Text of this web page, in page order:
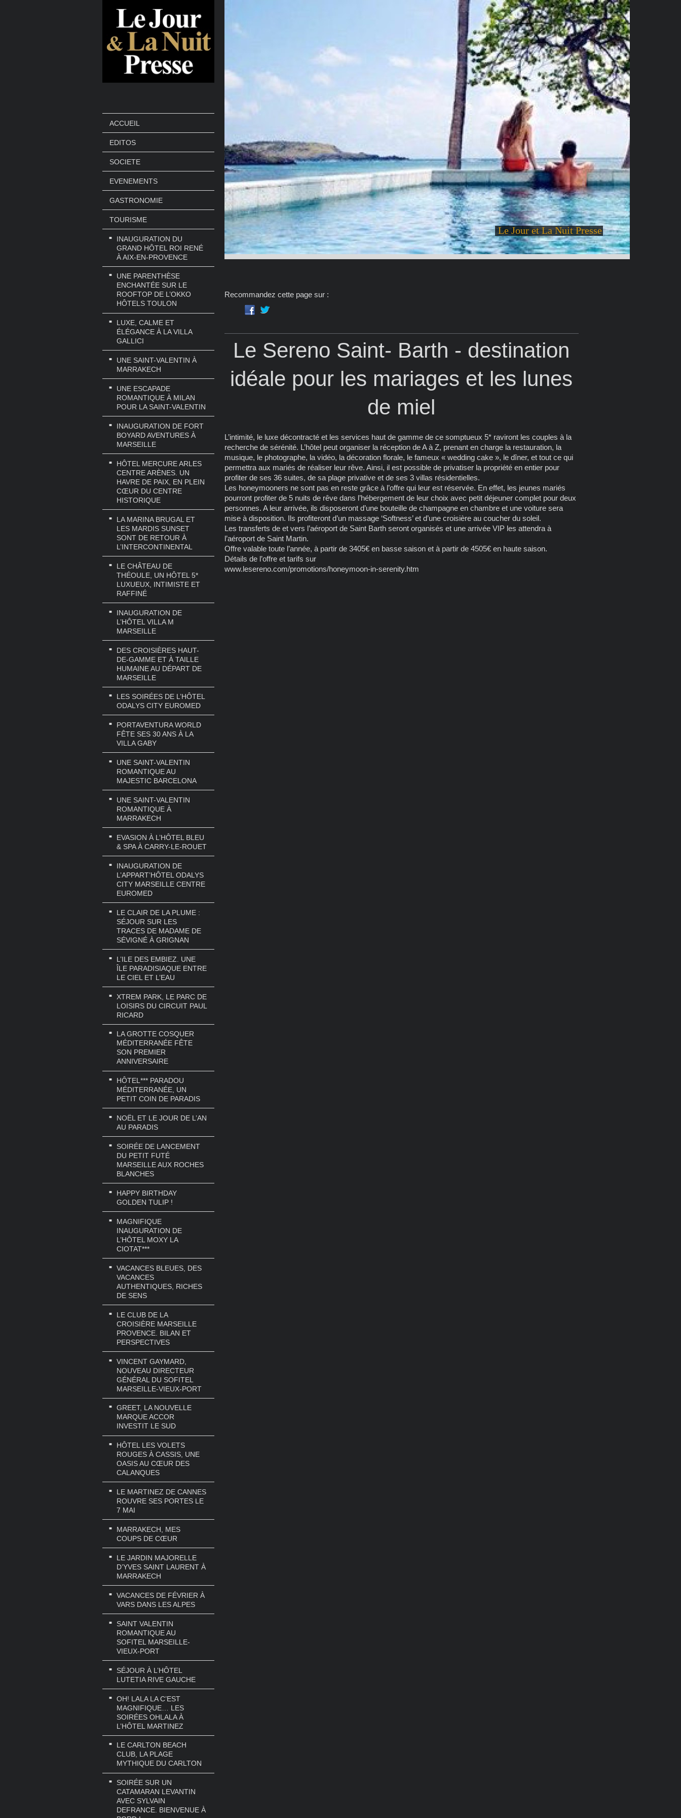
ACCUEIL
EDITOS
SOCIETE
EVENEMENTS
GASTRONOMIE
TOURISME
INAUGURATION DU
GRAND HÔTEL ROI RENÉ
À AIX-EN-PROVENCE
UNE PARENTHÈSE
ENCHANTÉE SUR LE
ROOFTOP DE L’OKKO
HÔTELS TOULON
LUXE, CALME ET
ÉLÉGANCE À LA VILLA
GALLICI
UNE SAINT-VALENTIN À
MARRAKECH
UNE ESCAPADE
ROMANTIQUE À MILAN
POUR LA SAINT-VALENTIN
INAUGURATION DE FORT
BOYARD AVENTURES À
MARSEILLE
HÔTEL MERCURE ARLES
CENTRE ARÈNES. UN
HAVRE DE PAIX, EN PLEIN
CŒUR DU CENTRE
HISTORIQUE
LA MARINA BRUGAL ET
LES MARDIS SUNSET
SONT DE RETOUR À
L’INTERCONTINENTAL
LE CHÂTEAU DE
THÉOULE, UN HÔTEL 5*
LUXUEUX, INTIMISTE ET
RAFFINÉ
INAUGURATION DE
L’HÔTEL VILLA M
MARSEILLE
DES CROISIÈRES HAUT-
DE-GAMME ET À TAILLE
HUMAINE AU DÉPART DE
MARSEILLE
LES SOIRÉES DE L’HÔTEL
ODALYS CITY EUROMED
PORTAVENTURA WORLD
FÊTE SES 30 ANS À LA
VILLA GABY
UNE SAINT-VALENTIN
ROMANTIQUE AU
MAJESTIC BARCELONA
UNE SAINT-VALENTIN
ROMANTIQUE À
MARRAKECH
EVASION À L’HÔTEL BLEU
& SPA À CARRY-LE-ROUET
INAUGURATION DE
L’APPART’HÔTEL ODALYS
CITY MARSEILLE CENTRE
EUROMED
LE CLAIR DE LA PLUME :
SÉJOUR SUR LES
TRACES DE MADAME DE
SÉVIGNÉ À GRIGNAN
L’ILE DES EMBIEZ. UNE
ÎLE PARADISIAQUE ENTRE
LE CIEL ET L’EAU
XTREM PARK, LE PARC DE
LOISIRS DU CIRCUIT PAUL
RICARD
LA GROTTE COSQUER
MÉDITERRANÉE FÊTE
SON PREMIER
ANNIVERSAIRE
HÔTEL*** PARADOU
MÉDITERRANÉE, UN
PETIT COIN DE PARADIS
NOËL ET LE JOUR DE L’AN
AU PARADIS
SOIRÉE DE LANCEMENT
DU PETIT FUTÉ
MARSEILLE AUX ROCHES
BLANCHES
HAPPY BIRTHDAY
GOLDEN TULIP !
MAGNIFIQUE
INAUGURATION DE
L’HÔTEL MOXY LA
CIOTAT***
VACANCES BLEUES, DES
VACANCES
AUTHENTIQUES, RICHES
DE SENS
LE CLUB DE LA
CROISIÈRE MARSEILLE
PROVENCE. BILAN ET
PERSPECTIVES
VINCENT GAYMARD,
NOUVEAU DIRECTEUR
GÉNÉRAL DU SOFITEL
MARSEILLE-VIEUX-PORT
GREET, LA NOUVELLE
MARQUE ACCOR
INVESTIT LE SUD
HÔTEL LES VOLETS
ROUGES À CASSIS, UNE
OASIS AU CŒUR DES
CALANQUES
LE MARTINEZ DE CANNES
ROUVRE SES PORTES LE
7 MAI
MARRAKECH, MES
COUPS DE CŒUR
LE JARDIN MAJORELLE
D’YVES SAINT LAURENT À
MARRAKECH
VACANCES DE FÉVRIER À
VARS DANS LES ALPES
SAINT VALENTIN
ROMANTIQUE AU
SOFITEL MARSEILLE-
VIEUX-PORT
SÉJOUR À L’HÔTEL
LUTETIA RIVE GAUCHE
OH! LALA LA C’EST
MAGNIFIQUE… LES
SOIRÉES OHLALA À
L’HÔTEL MARTINEZ
LE CARLTON BEACH
CLUB, LA PLAGE
MYTHIQUE DU CARLTON
SOIRÉE SUR UN
CATAMARAN LEVANTIN
AVEC SYLVAIN
DEFRANCE. BIENVENUE À
Le Jour et La Nuit Presse
Recommandez cette page sur :
Le Sereno Saint- Barth - destination
idéale pour les mariages et les lunes
de miel
L’intimité, le luxe décontracté et les services haut de gamme de ce somptueux 5* raviront les couples à la
recherche de sérénité. L’hôtel peut organiser la réception de A à Z, prenant en charge la restauration, la
musique, le photographe, la vidéo, la décoration florale, le fameux « wedding cake », le dîner, et tout ce qui
permettra aux mariés de réaliser leur rêve. Ainsi, il est possible de privatiser la propriété en entier pour
profiter de ses 36 suites, de sa plage privative et de ses 3 villas résidentielles.
Les honeymooners ne sont pas en reste grâce à l’offre qui leur est réservée. En effet, les jeunes mariés
pourront profiter de 5 nuits de rêve dans l’hébergement de leur choix avec petit déjeuner complet pour deux
personnes. A leur arrivée, ils disposeront d’une bouteille de champagne en chambre et une voiture sera
mise à disposition. Ils profiteront d’un massage ‘Softness’ et d’une croisière au coucher du soleil.
Les transferts de et vers l’aéroport de Saint Barth seront organisés et une arrivée VIP les attendra à
l’aéroport de Saint Martin.
Offre valable toute l’année, à partir de 3405€ en basse saison et à partir de 4505€ en haute saison.
Détails de l’offre et tarifs sur
www.lesereno.com/promotions/honeymoon-in-serenity.htm